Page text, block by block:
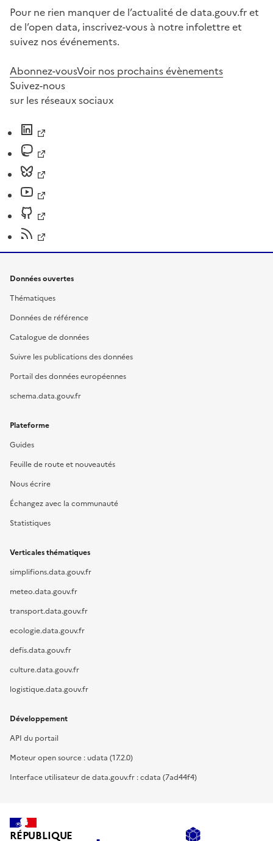
Pour ne rien manquer de l’actualité de data.gouv.fr et
de l’open data, inscrivez-vous à notre infolettre et
suivez nos événements.
Abonnez-vousVoir nos prochains évènements
Suivez-nous
sur les réseaux sociaux
Données ouvertes
Thématiques
Données de référence
Catalogue de données
Suivre les publications des données
Portail des données européennes
schema.data.gouv.fr
Plateforme
Guides
Feuille de route et nouveautés
Nous écrire
Échangez avec la communauté
Statistiques
Verticales thématiques
simplifions.data.gouv.fr
meteo.data.gouv.fr
transport.data.gouv.fr
ecologie.data.gouv.fr
defis.data.gouv.fr
culture.data.gouv.fr
logistique.data.gouv.fr
Développement
API du portail
Moteur open source : udata (17.2.0)
Interface utilisateur de data.gouv.fr : cdata (7ad44f4)
RÉPUBLIQUE